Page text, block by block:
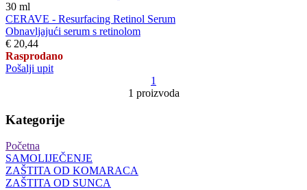
30 ml
CERAVE - Resurfacing Retinol Serum
Obnavljajući serum s retinolom
€ 20,44
Rasprodano
Pošalji upit
1
1 proizvoda
Kategorije
Početna
SAMOLIJEČENJE
ZAŠTITA OD KOMARACA
ZAŠTITA OD SUNCA